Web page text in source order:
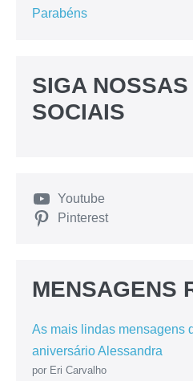
Parabéns
SIGA
SOCIAIS
Youtube
Pinterest
MENSAGENS
As mais lindas mensagens
aniversário Alessandra
por Eri Carvalho